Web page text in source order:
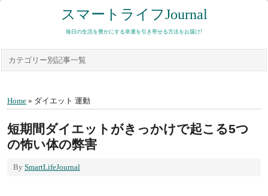
スマートライフJournal
毎日の生活を豊かにする幸運を引き寄せる方法をお届け!
カテゴリー別記事一覧
Home » ダイエット 運動
短期間ダイエットがきっかけで起こる5つ
の怖い体の弊害
By SmartLifeJournal